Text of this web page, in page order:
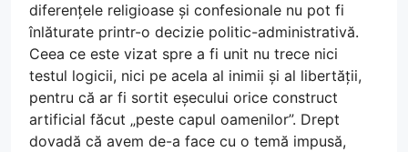
diferențele religioase și confesionale nu pot fi
înlăturate printr-o decizie politic-administrativă.
Ceea ce este vizat spre a fi unit nu trece nici
testul logicii, nici pe acela al inimii și al libertății,
pentru că ar fi sortit eșecului orice construct
artificial făcut „peste capul oamenilor”. Drept
dovadă că avem de-a face cu o temă impusă,